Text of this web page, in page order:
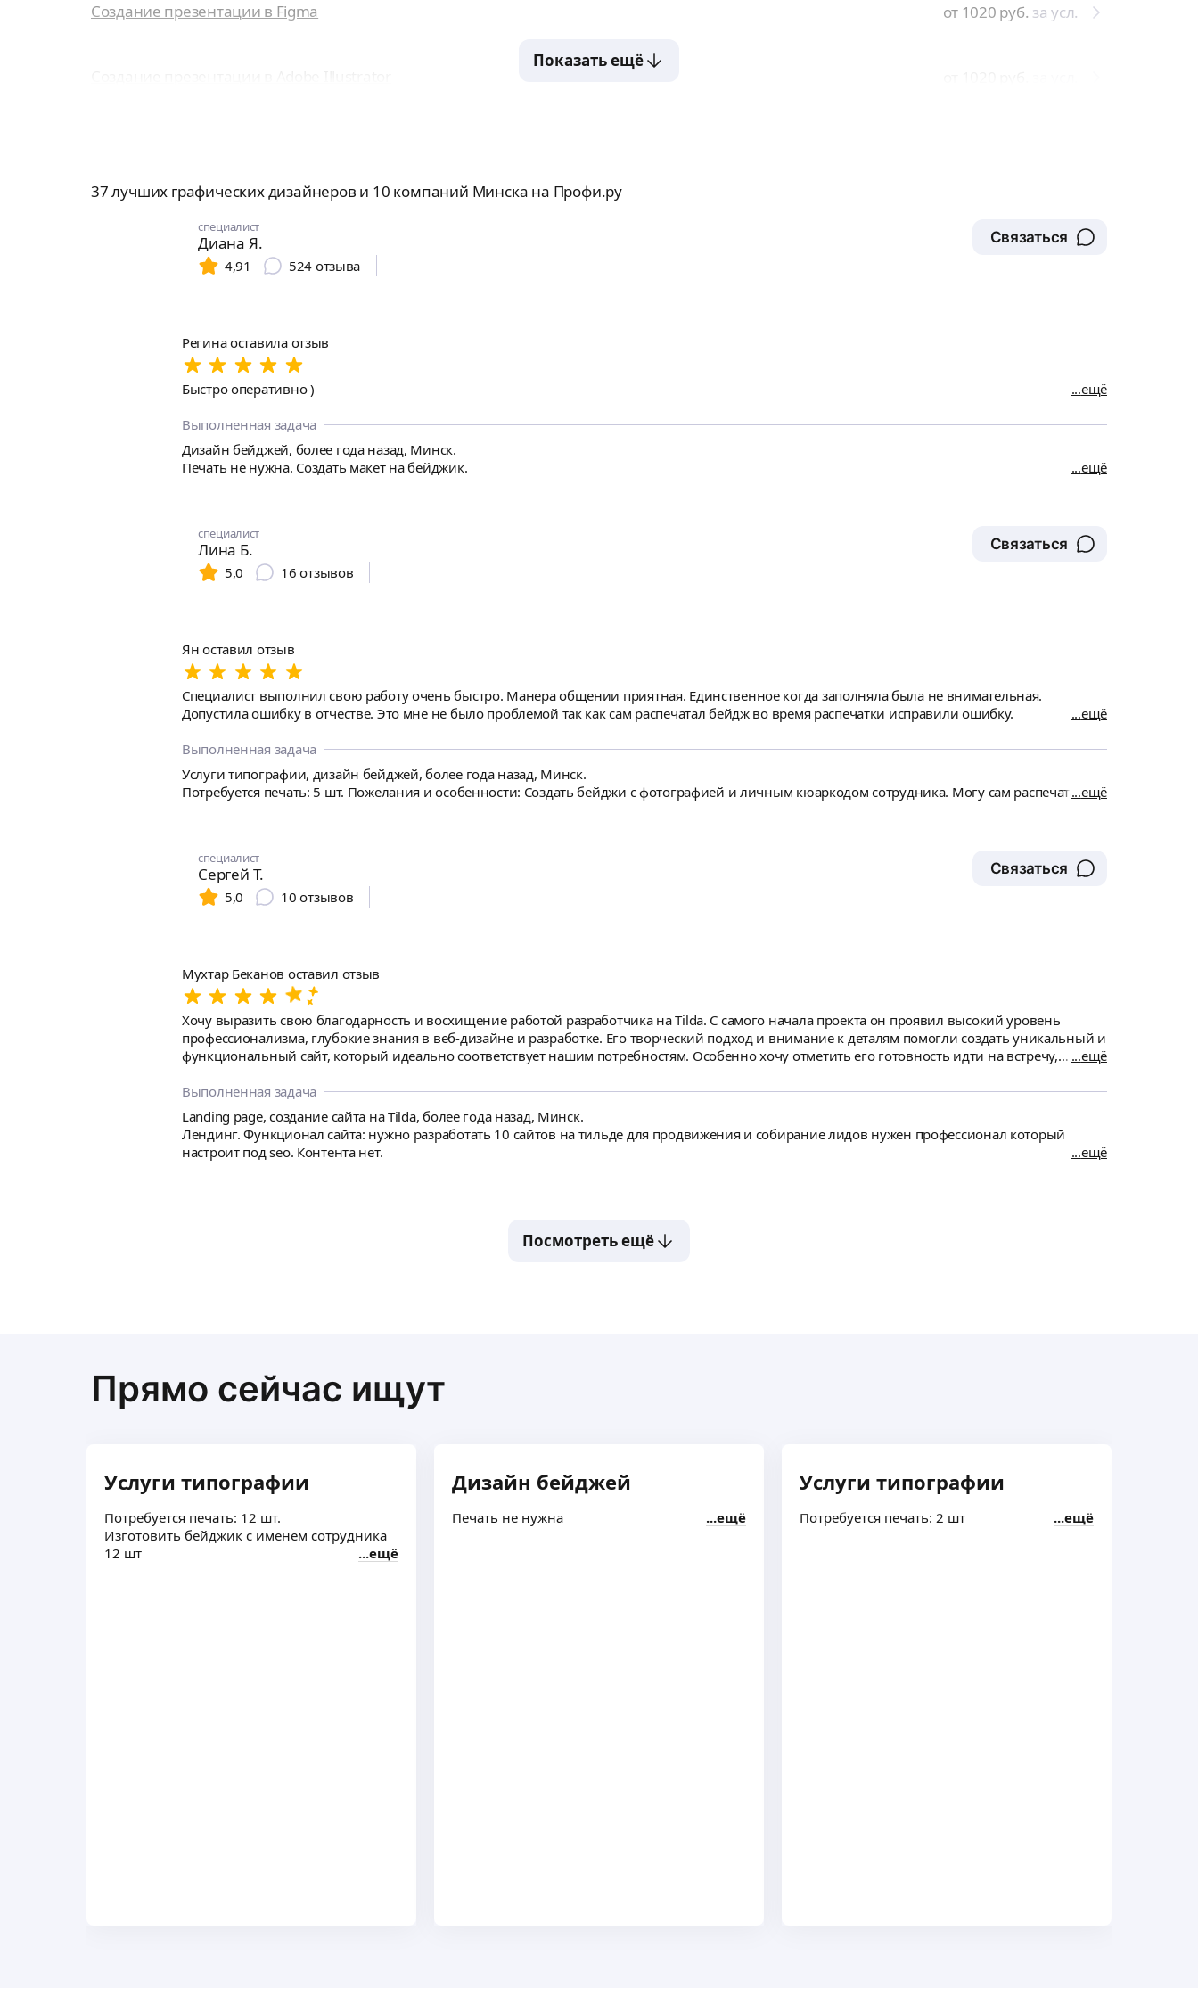
Создание презентации в Figma от 1020 руб. за усл.
Показать ещё
37 лучших графических дизайнеров и 10 компаний Минска на Профи.ру
специалист
Диана Я.
Связаться
4,91
524 отзыва
Регина оставила отзыв
Быстро оперативно )
ещё
Выполненная задача
Дизайн бейджей, более года назад, Минск.
Печать не нужна. Создать макет на бейджик.
ещё
специалист
Лина Б.
Связаться
5,0
16 отзывов
Ян оставил отзыв
Специалист выполнил свою работу очень быстро. Манера общении приятная. Единственное когда заполняла была не внимательная.
Допустила ошибку в отчестве. Это мне не было проблемой так как сам распечатал бейдж во время распечатки исправили ошибку.
ещё
Выполненная задача
Услуги типографии, дизайн бейджей, более года назад, Минск.
Потребуется печать: 5 шт. Пожелания и особенности: Создать бейджи с фотографией и личным кюаркодом сотрудника. Могу сам распечатать.ещё
специалист
Сергей Т.
Связаться
5,0
10 отзывов
Мухтар Беканов оставил отзыв
Хочу выразить свою благодарность и восхищение работой разработчика на Tilda. С самого начала проекта он проявил высокий уровень
профессионализма, глубокие знания в веб-дизайне и разработке. Его творческий подход и внимание к деталям помогли создать уникальный и
функциональный сайт, который идеально соответствует нашим потребностям. Особенно хочу отметить его готовность идти на встречу,
облегчило процесс работы. Результат превзошел все ожидания: сайт получился не только красивым, но и удобным в использовании, что уже
положительно сказалось на нашем бизнесе. Рекомендую этого разработчика всем, кто ищет качественного специалиста для создания сайта на
Tilda.
ещё
Выполненная задача
Landing page, создание сайта на Tilda, более года назад, Минск.
Лендинг. Функционал сайта: нужно разработать 10 сайтов на тильде для продвижения и собирание лидов нужен профессионал который
настроит под seo. Контента нет.
ещё
Посмотреть ещё
Прямо сейчас ищут
Услуги типографии
Потребуется печать: 12 шт.
Изготовить бейджик с именем сотрудника
12 шт
ещё
Дизайн бейджей
Печать не нужна ещё
Услуги типографии
Потребуется печать: 2 шт ещё